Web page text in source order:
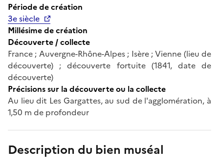
Période de création
3e siècle
Millésime de création
Découverte / collecte
France ; Auvergne-Rhône-Alpes ; Isère ; Vienne (lieu de
découverte) ; découverte fortuite (1841, date de
découverte)
Précisions sur la découverte ou la collecte
Au lieu dit Les Gargattes, au sud de l'agglomération, à
1,50 m de profondeur
Description du bien muséal